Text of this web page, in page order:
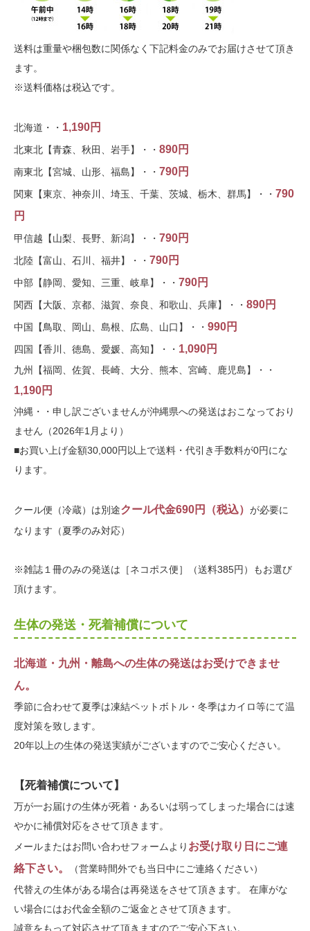
送料は重量や梱包数に関係なく下記料金のみでお届けさせて頂き
ます。
※送料価格は税込です。
北海道・・ 1,190円
北東北【青森、秋田、岩手】・・ 890円
南東北【宮城、山形、福島】・・ 790円
関東【東京、神奈川、埼玉、千葉、茨城、栃木、群馬】・・ 790
円
甲信越【山梨、長野、新潟】・・ 790円
北陸【富山、石川、福井】・・ 790円
中部【静岡、愛知、三重、岐阜】・・ 790円
関西【大阪、京都、滋賀、奈良、和歌山、兵庫】・・ 890円
中国【鳥取、岡山、島根、広島、山口】・・ 990円
四国【香川、徳島、愛媛、高知】・・ 1,090円
九州【福岡、佐賀、長崎、大分、熊本、宮崎、鹿児島】・・
1,190円
沖縄・・申し訳ございませんが沖縄県への発送はおこなっており
ません（2026年1月より）
■お買い上げ金額30,000円以上で送料・代引き手数料が0円にな
ります。
クール便（冷蔵）は別途クール代金690円（税込） が必要に
なります（夏季のみ対応）
※雑誌１冊のみの発送は［ネコポス便］（送料385円）もお選び
頂けます。
生体の発送・死着補償について
北海道・九州・離島への生体の発送はお受けできませ
ん。
季節に合わせて夏季は凍結ペットボトル・冬季はカイロ等にて温
度対策を致します。
20年以上の生体の発送実績がございますのでご安心ください。
【死着補償について】
万が一お届けの生体が死着・あるいは弱ってしまった場合には速
やかに補償対応をさせて頂きます。
メールまたはお問い合わせフォームより お受け取り日にご連
絡下さい。
（営業時間外でも当日中にご連絡ください）
代替えの生体がある場合は再発送をさせて頂きます。 在庫がな
い場合にはお代金全額のご返金とさせて頂きます。
誠意をもって対応させて頂きますのでご安心下さい。